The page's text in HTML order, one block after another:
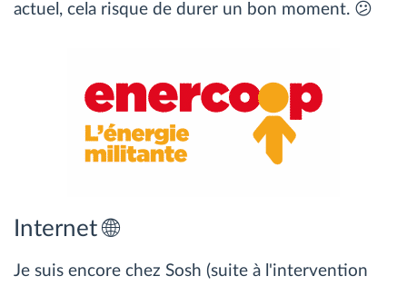
actuel, cela risque de durer un bon moment. 😕
Internet 🌐
Je suis encore chez Sosh (suite à l'intervention